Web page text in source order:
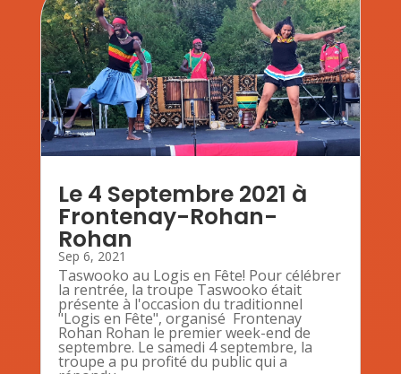
Le 4 Septembre 2021 à
Frontenay-Rohan-
Rohan
Sep 6, 2021
Taswooko au Logis en Fête! Pour célébrer
la rentrée, la troupe Taswooko était
présente à l'occasion du traditionnel
"Logis en Fête", organisé Frontenay
Rohan Rohan le premier week-end de
septembre. Le samedi 4 septembre, la
troupe a pu profité du public qui a